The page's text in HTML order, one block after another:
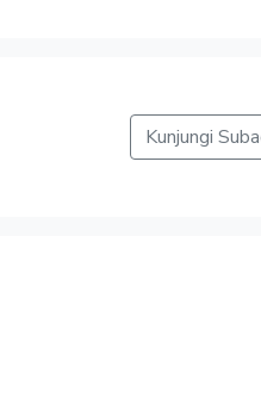
Kunjungi